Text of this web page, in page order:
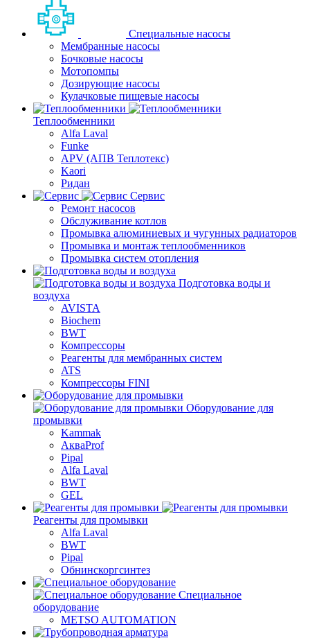
Специальные насосы
Мембранные насосы
Бочковые насосы
Мотопомпы
Дозирующие насосы
Кулачковые пищевые насосы
Теплообменники
Alfa Laval
Funke
APV (АПВ Теплотекс)
Kaori
Ридан
Сервис
Ремонт насосов
Обслуживание котлов
Промывка алюминиевых и чугунных радиаторов
Промывка и монтаж теплообменников
Промывка систем отопления
Подготовка воды и
воздуха
AVISTA
Biochem
BWT
Компрессоры
Реагенты для мембранных систем
ATS
Компрессоры FINI
Оборудование для
промывки
Kammak
АкваProf
Pipal
Alfa Laval
BWT
GEL
Реагенты для промывки
Alfa Laval
BWT
Pipal
Обнинскоргсинтез
Специальное
оборудование
METSO AUTOMATION